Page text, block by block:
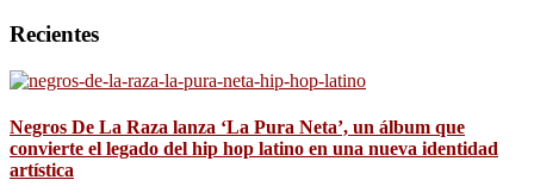
Recientes
Negros De La Raza lanza ‘La Pura Neta’, un álbum que
convierte el legado del hip hop latino en una nueva identidad
artística